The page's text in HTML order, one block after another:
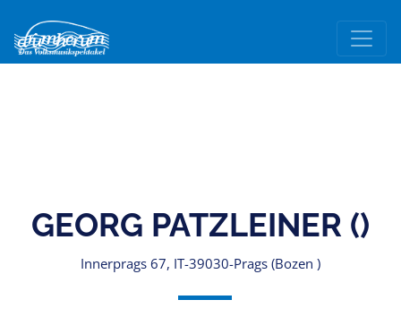
GEORG PATZLEINER ()
Innerprags 67, IT-39030-Prags (Bozen )